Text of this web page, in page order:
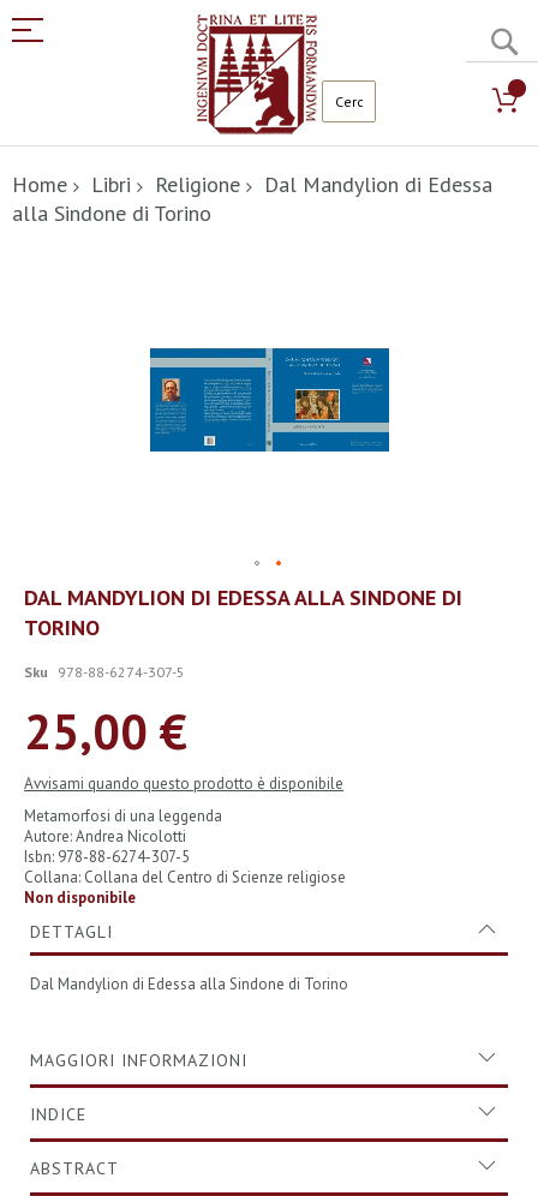
al
contenuto
Home Libri Religione
Dal Mandylion di Edessa
alla Sindone di Torino
Vai
all'inizio
della
di
DAL MANDYLION DI EDESSA ALLA SINDONE DI
TORINO
Sku 978-88-6274-307-5
25,00 €
Avvisami quando questo prodotto è disponibile
Metamorfosi di una leggenda
Autore: Andrea Nicolotti
Isbn: 978-88-6274-307-5
Collana: Collana del Centro di Scienze religiose
Non disponibile
DETTAGLI
Dal Mandylion di Edessa alla Sindone di Torino
MAGGIORI INFORMAZIONI
INDICE
ABSTRACT